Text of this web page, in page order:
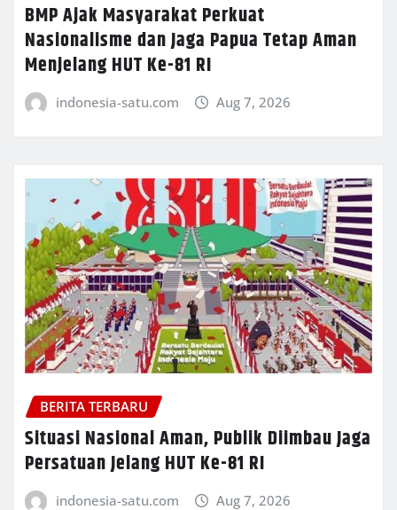
BMP Ajak Masyarakat Perkuat
Nasionalisme dan Jaga Papua Tetap Aman
Menjelang HUT Ke-81 RI
indonesia-satu.com Aug 7, 2026
BERITA TERBARU
Situasi Nasional Aman, Publik Diimbau Jaga
Persatuan Jelang HUT Ke-81 RI
indonesia-satu.com Aug 7, 2026